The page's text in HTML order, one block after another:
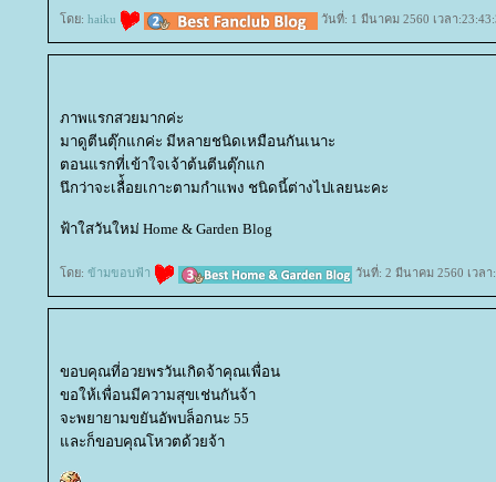
ดย: haiku วันที่: 1 มีนาคม 2560 เวลา
ภาพแรกสวยมากค่ะ
มาดูตีนตุ๊กแกค่ะ มีหลายชนิดเหมือนกันเนาะ
ตอนแรกที่เข้าใจเจ้าต้นตีนตุ๊กแก
นึกว่าจะเลื่้อยเกาะตามกำแพง ชนิดนี้ต่างไปเลยนะคะ
ฟ้าใสวันใหม่ Home & Garden Blog
ดย: ข้ามขอบฟ้า วันที่: 2 มีนาคม 2560 เวลา
ขอบคุณที่อวยพรวันเกิดจ้าคุณเพื่อน
ขอให้เพื่อนมีความสุขเช่นกันจ้า
จะพยายามขยันอัพบล็อกนะ 55
ละก็ขอบคุณโหวตด้วยจ้า